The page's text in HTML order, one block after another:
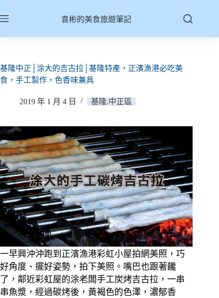
至
容
袁彬的美食旅遊筆記
基隆中正│涂大的吉古拉│基隆特產，正濱漁港必吃美
食，手工製作，色香味兼具
2019 年 1 月 4 日 基隆.中正區
一早興沖沖跑到正濱漁港彩虹小屋拍網美照，巧
好角度、擺好姿勢，拍下美照。 嘴巴也跟著饞
了，鄰近彩虹屋的涂老闆手工炭烤吉古拉，一串
串魚漿，經過碳烤後，黃褐色的色澤，濃郁香